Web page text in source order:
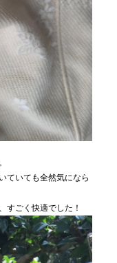
ていても全然気になら
すごく快適でした！